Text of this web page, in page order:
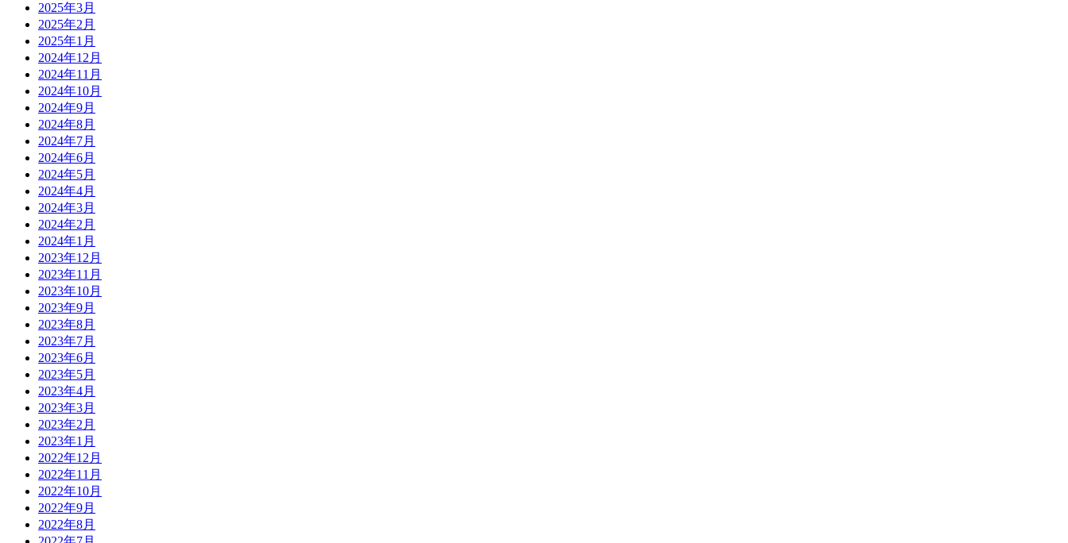
2025年3月
2025年2月
2025年1月
2024年12月
2024年11月
2024年10月
2024年9月
2024年8月
2024年7月
2024年6月
2024年5月
2024年4月
2024年3月
2024年2月
2024年1月
2023年12月
2023年11月
2023年10月
2023年9月
2023年8月
2023年7月
2023年6月
2023年5月
2023年4月
2023年3月
2023年2月
2023年1月
2022年12月
2022年11月
2022年10月
2022年9月
2022年8月